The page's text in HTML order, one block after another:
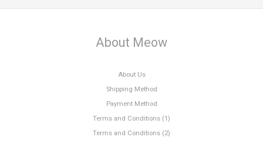
About Meow
About Us
Shipping Method
Payment Method
Terms and Conditions (1)
Terms and Conditions (2)